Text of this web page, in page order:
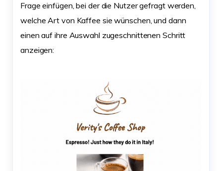
Frage einfügen, bei der die Nutzer gefragt werden,
welche Art von Kaffee sie wünschen, und dann
einen auf ihre Auswahl zugeschnittenen Schritt
anzeigen: